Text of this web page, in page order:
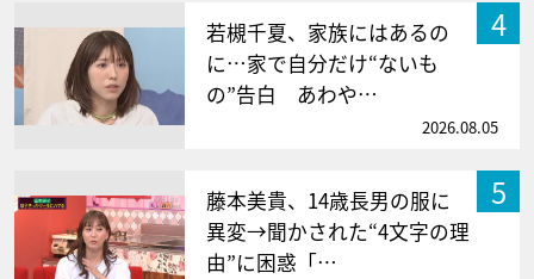
4
若槻千夏、家族にはあるの
に…家で自分だけ“ないも
の”告白 あわや…
2026.08.05
5
藤本美貴、14歳長男の服に
異変→聞かされた“4文字の理
由”に困惑「…